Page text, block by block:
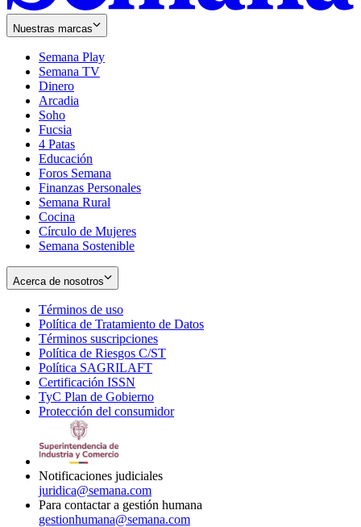
Nuestras marcas
Semana Play
Semana TV
Dinero
Arcadia
Soho
in
new
window
Fucsia
in
new
window
4 Patas
Educación
Foros Semana
Finanzas Personales
Semana Rural
Cocina
Círculo de Mujeres
Semana Sostenible
Acerca de nosotros
Términos de uso
in
new
window
Política de Tratamiento de Datos
Términos suscripciones
in
Política de Riesgos C/ST
Política SAGRILAFT
new
window
Certificación ISSN
in
new
TyC Plan de Gobierno
in
Protección del consumidorOpens
Notificaciones judiciales
juridica@semana.com
Para contactar a gestión humana
gestionhumana@semana.com